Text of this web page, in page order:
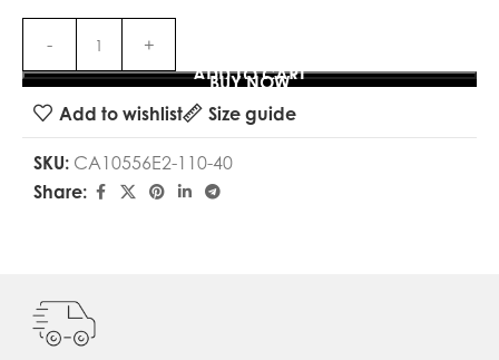
ADD TO CART
BUY NOW
Add to wishlist
Size guide
SKU: CA10556E2-110-40
Share: